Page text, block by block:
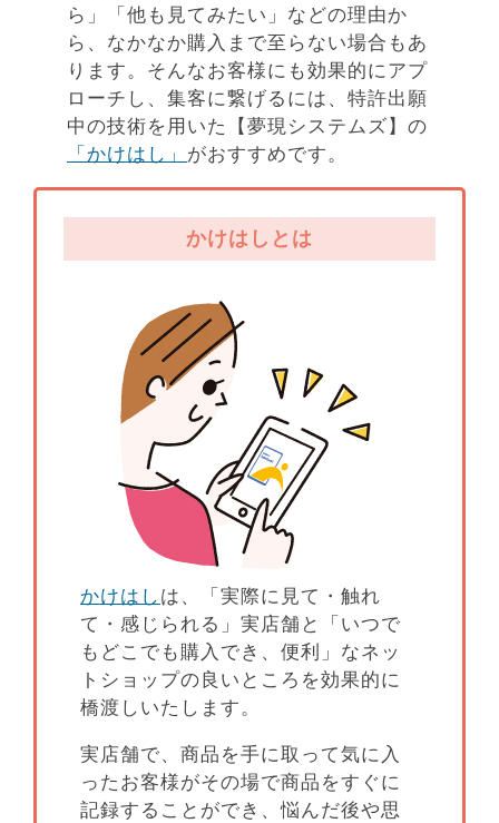
ら」「他も見てみたい」などの理由か
ら、なかなか購入まで至らない場合もあ
ります。そんなお客様にも効果的にアプ
ローチし、集客に繋げるには、特許出願
中の技術を用いた【夢現システムズ】の
「かけはし」 がおすすめです。
かけはしとは
かけはし は、「実際に見て・触れ
て・感じられる」実店舗と「いつで
もどこでも購入でき、便利」なネッ
トショップの良いところを効果的に
橋渡しいたします。
実店舗で、商品を手に取って気に入
ったお客様がその場で商品をすぐに
記録することができ、悩んだ後や思